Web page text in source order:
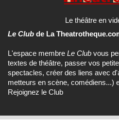
Le théâtre en
Le Club de La
L'espace membre Le Club vous
textes de théâtre, passer vos
spectacles, créer des liens avec
metteurs en scène, comédiens...)
Rejoignez le Club